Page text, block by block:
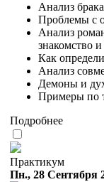
Анализ
Проблемы с
Анализ
знакомство
Как
Анализ
Демоны и
Примеры по
Подробнее
Практикум
Пн., 28 Сентября